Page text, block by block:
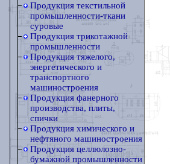
Продукция текстильной
промышленности-ткани
суровые
Продукция трикотажной
промышленности
Продукция тяжелого,
энергетического и
транспортного
машиностроения
Продукция фанерного
производства, плиты,
спички
Продукция химического и
нефтяного машиностроения
Продукция целлюлозно-
бумажной промышленности